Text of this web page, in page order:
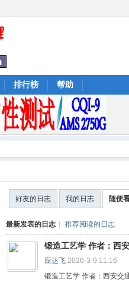
排行榜 帮助
好友的日志 我的日志 随便
最新发表的日志 推荐阅读的日志
锻造工艺学 作者：西
应达飞 2026-3-9 11:16
锻造工艺学 作者：西安交